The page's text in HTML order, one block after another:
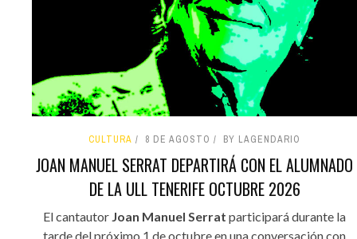
CULTURA 8 DE AGOSTO BY LAGENDARIO
JOAN MANUEL SERRAT DEPARTIRÁ CON EL ALUMNADO
DE LA ULL TENERIFE OCTUBRE 2026
El cantautor Joan Manuel Serrat participará durante la
tarde del próximo 1 de octubre en una conversación con